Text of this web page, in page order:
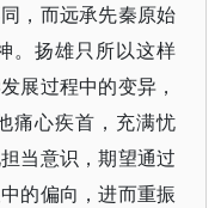
，而远承先秦原始
。扬雄只所以这样
展过程中的变异，
痛心疾首，充满忧
当意识，期望通过
的偏向，进而重振